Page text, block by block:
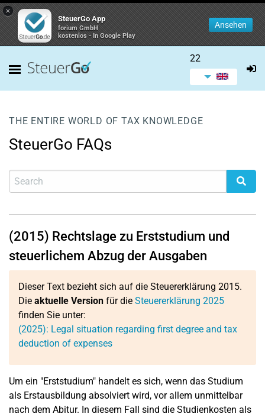
×
SteuerGo App
forium GmbH
kostenlos - In Google Play
Ansehen
22
THE ENTIRE WORLD OF TAX KNOWLEDGE
SteuerGo FAQs
(2015) Rechtslage zu Erststudium und
steuerlichem Abzug der Ausgaben
Dieser Text bezieht sich auf die Steuererklärung 2015.
Die aktuelle Version für die Steuererklärung 2025
finden Sie unter:
(2025): Legal situation regarding first degree and tax
deduction of expenses
Um ein "Erststudium" handelt es sich, wenn das Studium
als Erstausbildung absolviert wird, vor allem unmittelbar
nach dem Abitur. In diesem Fall sind die Studienkosten als